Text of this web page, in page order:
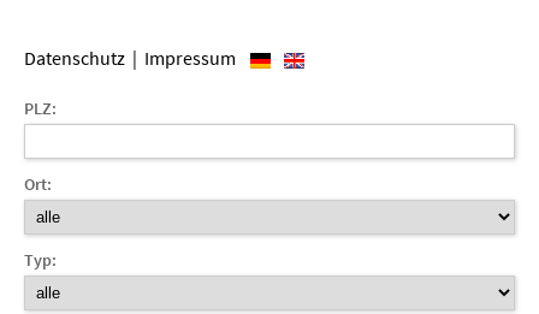
Datenschutz | Impressum
PLZ:
Ort:
Typ: